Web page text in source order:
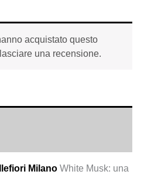
acquistato questo
una recensione.
Milano White Musk: una